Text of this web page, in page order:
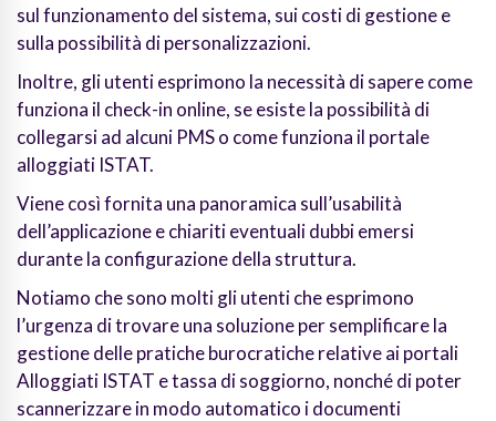
sul funzionamento del sistema, sui costi di gestione e
sulla possibilità di personalizzazioni.
Inoltre, gli utenti esprimono la necessità di sapere come
funziona il check-in online, se esiste la possibilità di
collegarsi ad alcuni PMS o come funziona il portale
alloggiati ISTAT.
Viene così fornita una panoramica sull’usabilità
dell’applicazione e chiariti eventuali dubbi emersi
durante la configurazione della struttura.
Notiamo che sono molti gli utenti che esprimono
l’urgenza di trovare una soluzione per semplificare la
gestione delle pratiche burocratiche relative ai portali
Alloggiati ISTAT e tassa di soggiorno, nonché di poter
scannerizzare in modo automatico i documenti